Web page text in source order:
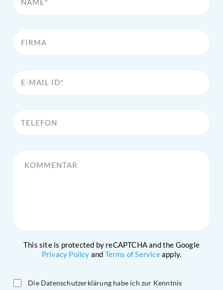
This site is protected by reCAPTCHA and the Google
Privacy Policy and Terms of Serviceapply.
Die Datenschutzerklärung habe ich zur Kenntnis